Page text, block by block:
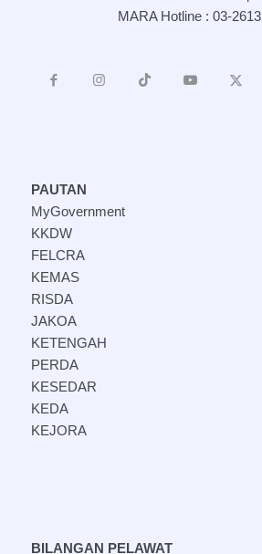
MARA Hotline : 03-
PAUTAN
MyGovernment
KKDW
FELCRA
KEMAS
RISDA
JAKOA
KETENGAH
PERDA
KESEDAR
KEDA
KEJORA
BILANGAN PELAWAT